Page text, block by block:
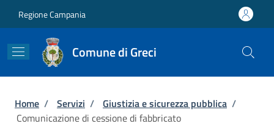
Regione Campania
Comune di Greci
Briciole di pane
Home / Servizi / Giustizia e sicurezza pubblica /
Comunicazione di cessione di fabbricato